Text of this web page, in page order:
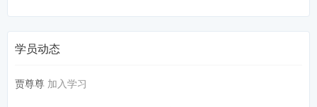
学员动态
贾尊尊 加入学习